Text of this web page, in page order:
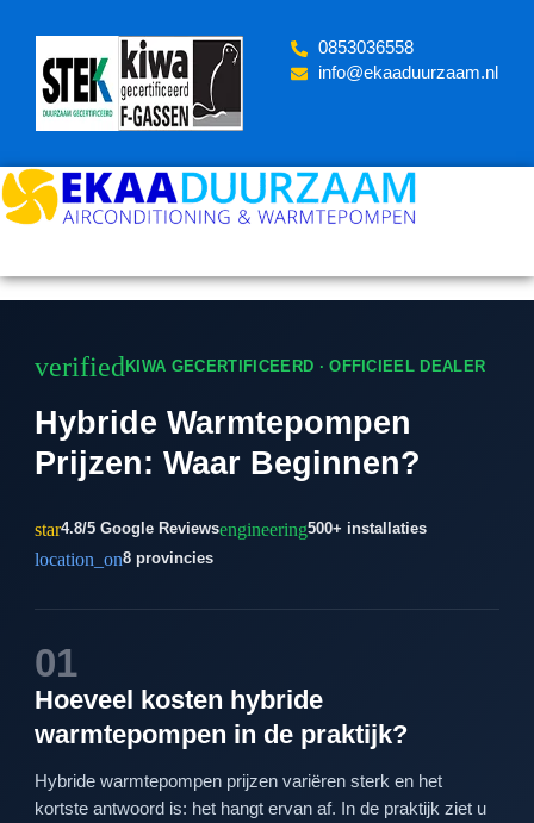
content
‪0853036558
info@ekaaduurzaam.nl
verified KIWA GECERTIFICEERD · OFFICIEEL DEALER
Hybride Warmtepompen
Prijzen: Waar Beginnen?
star4.8/5 Google Reviewsengineering500+ installaties
location_on8 provincies
01
Hoeveel kosten hybride
warmtepompen in de praktijk?
Hybride warmtepompen prijzen variëren sterk en het
kortste antwoord is: het hangt ervan af. In de praktijk ziet u